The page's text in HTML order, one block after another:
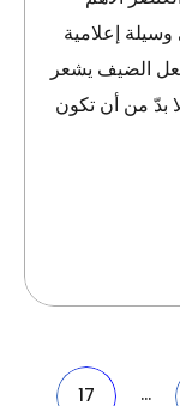
إعلامية
الضيف يشعر
بدّ من أن تكون
…
17